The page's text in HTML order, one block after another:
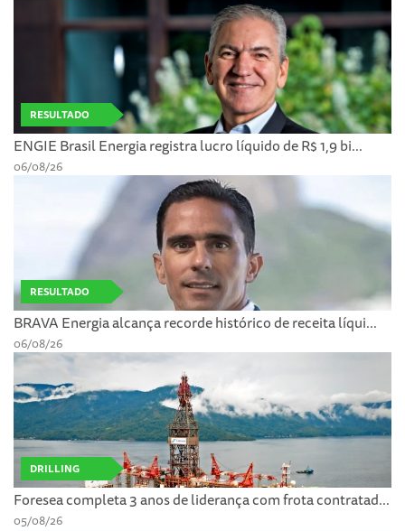
RESULTADO
ENGIE Brasil Energia registra lucro líquido de R$ 1,9 bi...
06/08/26
RESULTADO
BRAVA Energia alcança recorde histórico de receita líqui...
06/08/26
DRILLING
Foresea completa 3 anos de liderança com frota contratad...
05/08/26